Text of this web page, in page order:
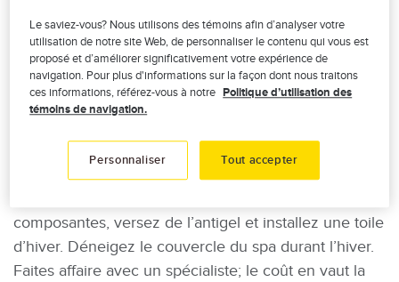
dégagée. Vérifiez les joints et observez s’il y a
présence de fissures. Faites faire le ramonage de
votre cheminée par une personne qualifiée.
13. Entrée et abri d’auto.
d’auto et installez des poteaux qui délimitent l’entrée.
composantes, versez de l’antigel et installez une toile
d’hiver. Déneigez le couvercle du spa durant l’hiver.
Faites affaire avec un spécialiste; le coût en vaut la
Le saviez-vous? Nous utilisons des témoins afin d’analyser votre
utilisation de notre site Web, de personnaliser le contenu qui vous est
proposé et d’améliorer significativement votre expérience de
navigation. Pour plus d'informations sur la façon dont nous traitons
ces informations, référez-vous à notre Politique d’utilisation des
témoins de navigation.
Personnaliser Tout accepter